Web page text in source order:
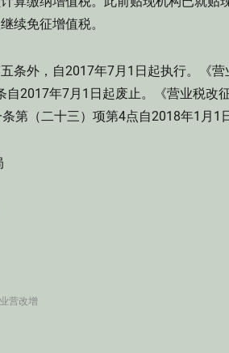
续免征增值税。
条外，自2017年7月1日起执行。《
自2017年7月1日起废止。《营业税改
第（二十三）项第4点自2018年1月1
营改增